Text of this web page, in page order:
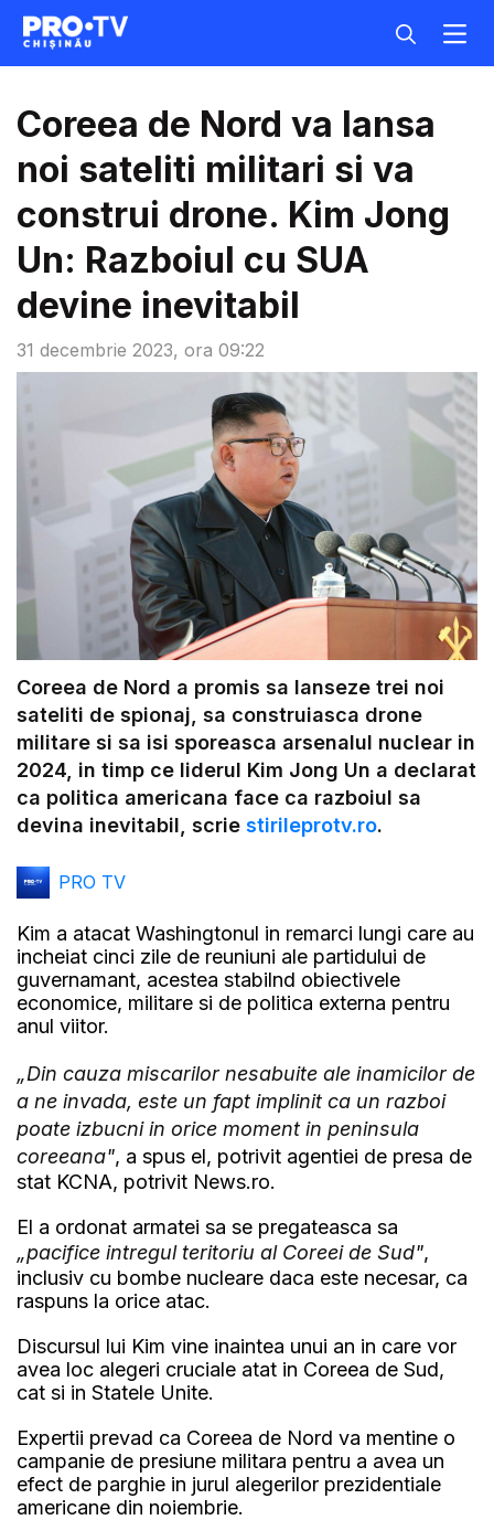
31 decembrie 2023, ora 09:22
Coreea de Nord va lansa
noi sateliti militari si va
construi drone. Kim Jong
Un: Razboiul cu SUA
devine inevitabil
Coreea de Nord a promis sa lanseze trei noi
sateliti de spionaj, sa construiasca drone
militare si sa isi sporeasca arsenalul nuclear in
2024, in timp ce liderul Kim Jong Un a declarat
ca politica americana face ca razboiul sa
devina inevitabil, scrie stirileprotv.ro.
PRO TV
Kim a atacat Washingtonul in remarci lungi care au
incheiat cinci zile de reuniuni ale partidului de
guvernamant, acestea stabilnd obiectivele
economice, militare si de politica externa pentru
anul viitor.
„Din cauza miscarilor nesabuite ale inamicilor de
a ne invada, este un fapt implinit ca un razboi
poate izbucni in orice moment in peninsula
coreeana", a spus el, potrivit agentiei de presa de
stat KCNA, potrivit News.ro.
El a ordonat armatei sa se pregateasca sa
„pacifice intregul teritoriu al Coreei de Sud",
inclusiv cu bombe nucleare daca este necesar, ca
raspuns la orice atac.
Discursul lui Kim vine inaintea unui an in care vor
avea loc alegeri cruciale atat in Coreea de Sud,
cat si in Statele Unite.
Expertii prevad ca Coreea de Nord va mentine o
campanie de presiune militara pentru a avea un
efect de parghie in jurul alegerilor prezidentiale
americane din noiembrie.